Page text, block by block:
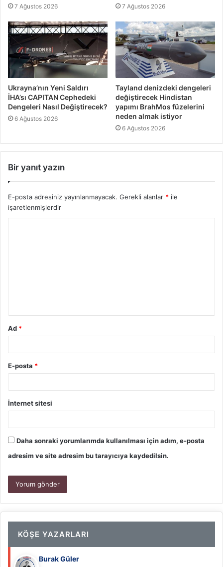
7 Ağustos 2026 7 Ağustos 2026
Ukrayna’nın Yeni Saldırı
İHA’sı CAPITAN Cephedeki
Dengeleri Nasıl Değiştirecek?
6 Ağustos 2026
Tayland denizdeki dengeleri
değiştirecek Hindistan
yapımı BrahMos füzelerini
neden almak istiyor
6 Ağustos 2026
Bir yanıt yazın
E-posta adresiniz yayınlanmayacak. Gerekli alanlar * ile
işaretlenmişlerdir
Ad *
E-posta *
İnternet sitesi
Daha sonraki yorumlarımda kullanılması için adım, e-posta
adresim ve site adresim bu tarayıcıya kaydedilsin.
KÖŞE YAZARLARI
Burak Güler